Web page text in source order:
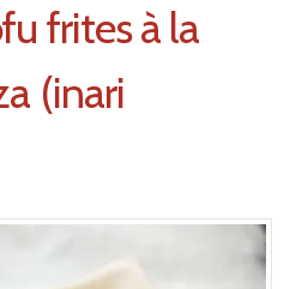
frites à la
(inari